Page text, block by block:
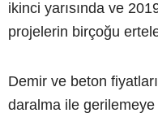
ikinci yarısında ve
projelerin birçoğu
Demir ve beton
daralma ile gerilemeye